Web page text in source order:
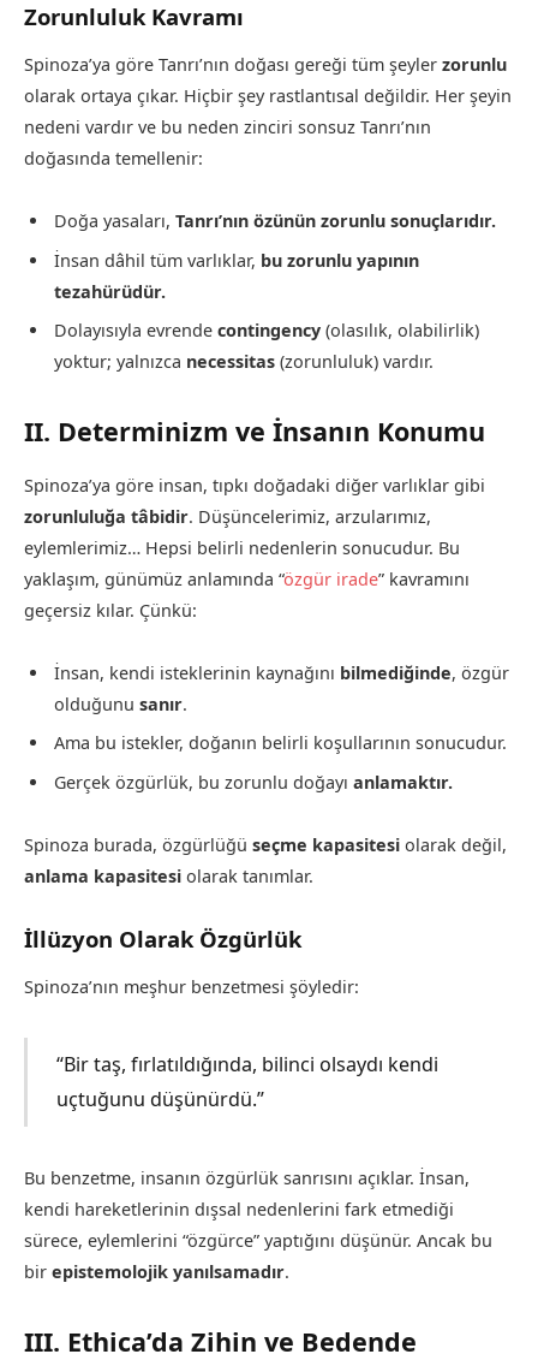
Zorunluluk Kavramı
Spinoza’ya göre Tanrı’nın doğası gereği tüm şeyler zorunlu
olarak ortaya çıkar. Hiçbir şey rastlantısal değildir. Her şeyin
nedeni vardır ve bu neden zinciri sonsuz Tanrı’nın
doğasında temellenir:
Doğa yasaları, Tanrı’nın özünün zorunlu sonuçlarıdır.
İnsan dâhil tüm varlıklar, bu zorunlu yapının
tezahürüdür.
Dolayısıyla evrende contingency (olasılık, olabilirlik)
yoktur; yalnızca necessitas (zorunluluk) vardır.
II. Determinizm ve İnsanın Konumu
Spinoza’ya göre insan, tıpkı doğadaki diğer varlıklar gibi
zorunluluğa tâbidir. Düşüncelerimiz, arzularımız,
eylemlerimiz… Hepsi belirli nedenlerin sonucudur. Bu
yaklaşım, günümüz anlamında “özgür irade” kavramını
geçersiz kılar. Çünkü:
İnsan, kendi isteklerinin kaynağını bilmediğinde, özgür
olduğunu sanır.
Ama bu istekler, doğanın belirli koşullarının sonucudur.
Gerçek özgürlük, bu zorunlu doğayı anlamaktır.
Spinoza burada, özgürlüğü seçme kapasitesi olarak değil,
anlama kapasitesi olarak tanımlar.
İllüzyon Olarak Özgürlük
Spinoza’nın meşhur benzetmesi şöyledir:
“Bir taş, fırlatıldığında, bilinci olsaydı kendi
uçtuğunu düşünürdü.”
Bu benzetme, insanın özgürlük sanrısını açıklar. İnsan,
kendi hareketlerinin dışsal nedenlerini fark etmediği
sürece, eylemlerini “özgürce” yaptığını düşünür. Ancak bu
bir epistemolojik yanılsamadır.
III. Ethica’da Zihin ve Bedende